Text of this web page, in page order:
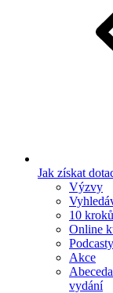
Jak získat
Výzvy
10
Online
Podcasty
Akce
vydání